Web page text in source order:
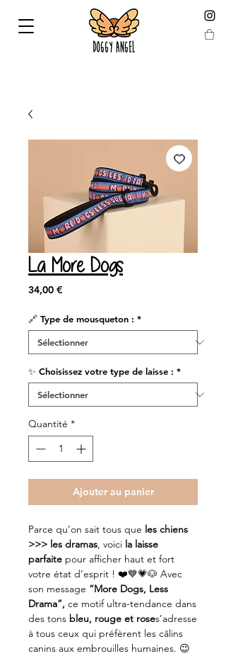
La More Dogs
34,00 €
🔗 Type de mousqueton : *
✨ Choisissez votre type de laisse : *
Quantité *
Ajouter au panier
Parce qu’on sait tous que les chiens
>>> les dramas, voici la laisse
parfaite pour afficher haut et fort
votre état d’esprit ! ❤️💙💗🐶 Avec
son message “More Dogs, Less
Drama”, ce motif ultra-tendance dans
des tons bleu, rouge et roses’adresse
à tous ceux qui préfèrent les câlins
canins aux embrouilles humaines. 😉